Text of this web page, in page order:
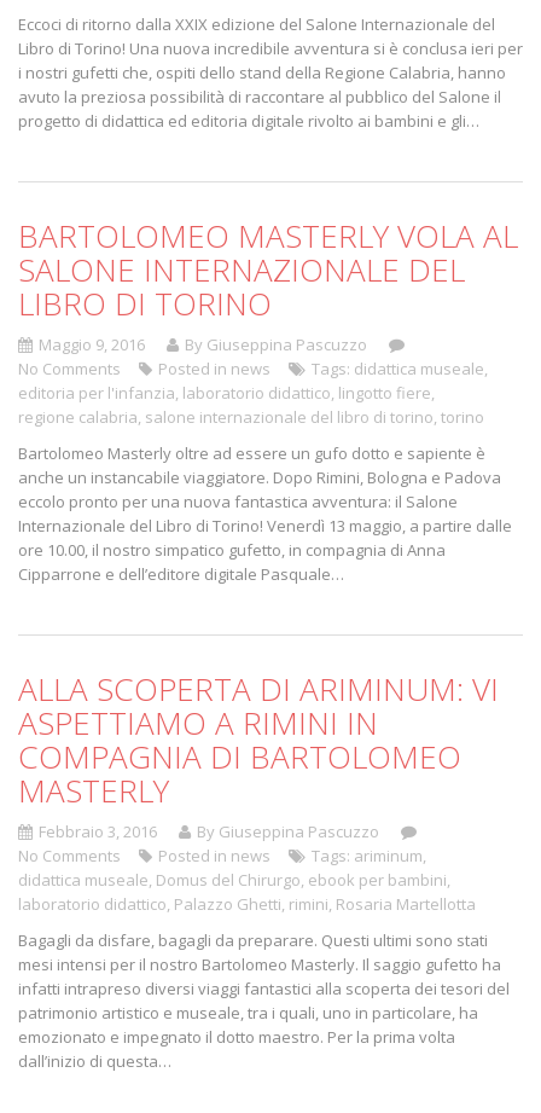
Eccoci di ritorno dalla XXIX edizione del Salone Internazionale del
Libro di Torino! Una nuova incredibile avventura si è conclusa ieri per
i nostri gufetti che, ospiti dello stand della Regione Calabria, hanno
avuto la preziosa possibilità di raccontare al pubblico del Salone il
progetto di didattica ed editoria digitale rivolto ai bambini e gli…
BARTOLOMEO MASTERLY VOLA AL
SALONE INTERNAZIONALE DEL
LIBRO DI TORINO
Maggio 9, 2016
By Giuseppina Pascuzzo
No Comments
Posted in news Tags: didattica museale,
editoria per l'infanzia, laboratorio didattico, lingotto fiere,
regione calabria, salone internazionale del libro di torino, torino
Bartolomeo Masterly oltre ad essere un gufo dotto e sapiente è
anche un instancabile viaggiatore. Dopo Rimini, Bologna e Padova
eccolo pronto per una nuova fantastica avventura: il Salone
Internazionale del Libro di Torino! Venerdì 13 maggio, a partire dalle
ore 10.00, il nostro simpatico gufetto, in compagnia di Anna
Cipparrone e dell’editore digitale Pasquale…
ALLA SCOPERTA DI ARIMINUM: VI
ASPETTIAMO A RIMINI IN
COMPAGNIA DI BARTOLOMEO
MASTERLY
Febbraio 3, 2016
By Giuseppina Pascuzzo
No Comments
Posted in news Tags: ariminum,
didattica museale, Domus del Chirurgo, ebook per bambini,
laboratorio didattico, Palazzo Ghetti, rimini, Rosaria Martellotta
Bagagli da disfare, bagagli da preparare. Questi ultimi sono stati
mesi intensi per il nostro Bartolomeo Masterly. Il saggio gufetto ha
infatti intrapreso diversi viaggi fantastici alla scoperta dei tesori del
patrimonio artistico e museale, tra i quali, uno in particolare, ha
emozionato e impegnato il dotto maestro. Per la prima volta
dall’inizio di questa…